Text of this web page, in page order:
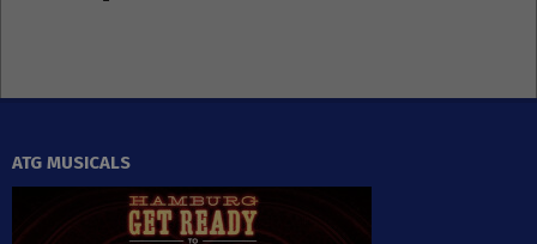
ATG MUSICALS